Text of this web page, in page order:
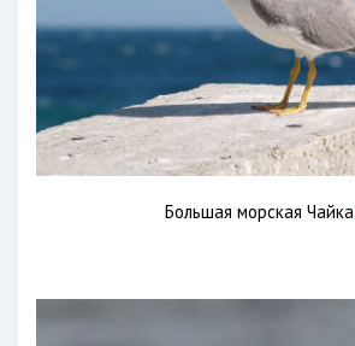
Большая морская Чайка